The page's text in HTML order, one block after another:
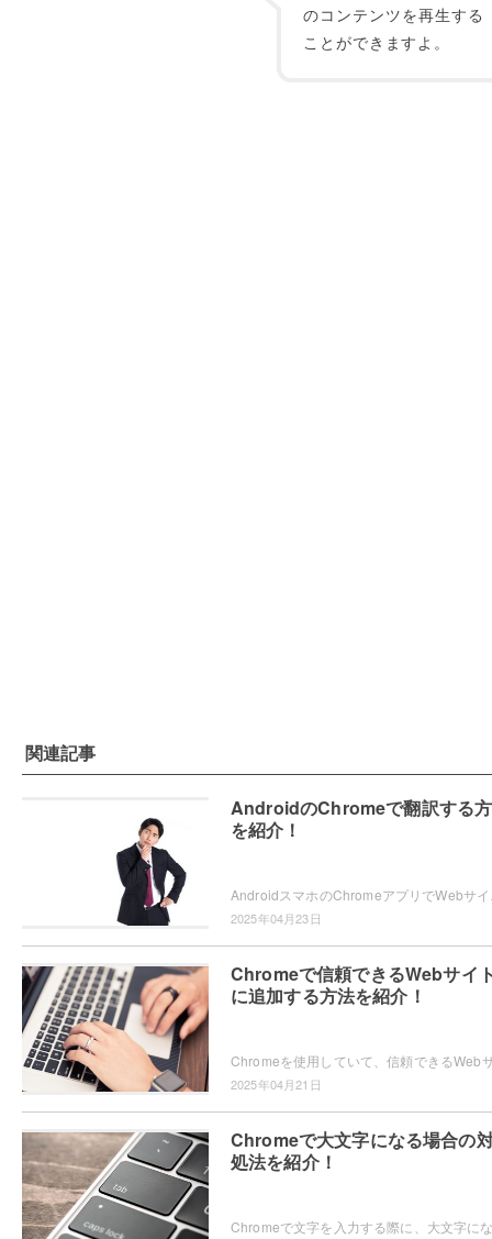
のコンテンツを再生する
ことができますよ。
関連記事
AndroidのChromeで翻訳する
を紹介！
2025年04月23日
Chromeで信頼できるWebサイ
に追加する方法を紹介！
2025年04月21日
Chromeで大文字になる場合の
処法を紹介！